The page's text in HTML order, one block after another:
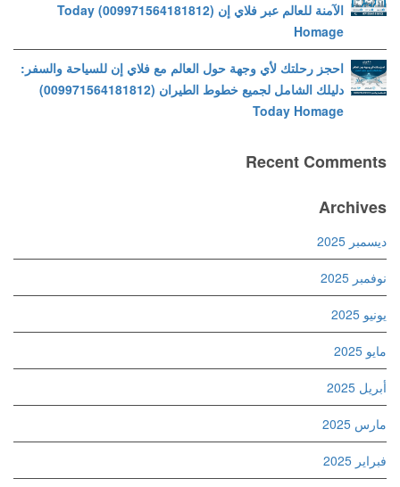
الآمنة للعالم عبر فلاي إن (009971564181812) Today
Homage
احجز رحلتك لأي وجهة حول العالم مع فلاي إن للسياحة والسفر:
دليلك الشامل لجميع خطوط الطيران (009971564181812)
Today Homage
Recent Comments
Archives
ديسمبر 2025
نوفمبر 2025
يونيو 2025
مايو 2025
أبريل 2025
مارس 2025
فبراير 2025